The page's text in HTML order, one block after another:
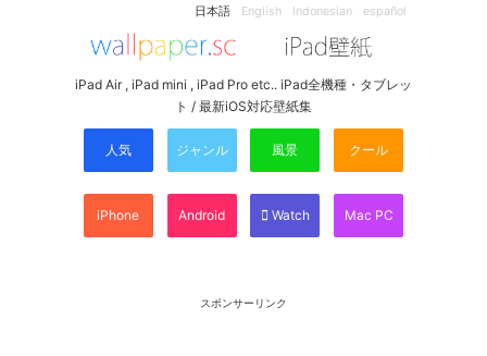
日本語 English Indonesian español
iPad Air , iPad mini , iPad Pro etc.. iPad全機種・タブレッ
ト / 最新iOS対応壁紙集
人気 ジャンル 風景 クール
iPhone Android Watch Mac PC
スポンサーリンク